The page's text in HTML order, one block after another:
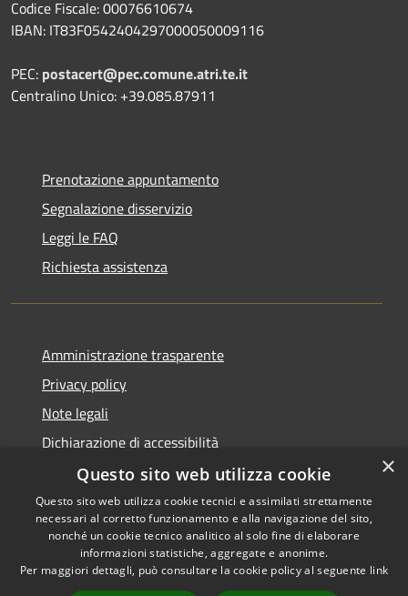
Codice Fiscale: 00076610674
IBAN: IT83F0542404297000050009116
PEC: postacert@pec.comune.atri.te.it
Centralino Unico: +39.085.87911
Prenotazione appuntamento
Segnalazione disservizio
Leggi le FAQ
Richiesta assistenza
Amministrazione trasparente
Privacy policy
Note legali
Dichiarazione di accessibilità
Accessibilità
Privacy
Copyright © 2026 • Comune di
Atri • Powered by
Municipium•Accesso
×
Questo sito web utilizza cookie
Questo sito web utilizza cookie tecnici e assimilati strettamente
necessari al corretto funzionamento e alla navigazione del sito,
nonché un cookie tecnico analitico al solo fine di elaborare
informazioni statistiche, aggregate e anonime.
Per maggiori dettagli, può consultare la cookie policy al seguente link